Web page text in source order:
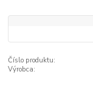
Číslo produktu:
Výrobca: